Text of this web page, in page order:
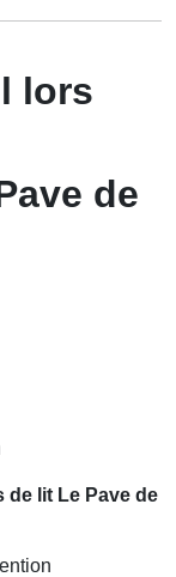
lors
de
de lit Le Pave de